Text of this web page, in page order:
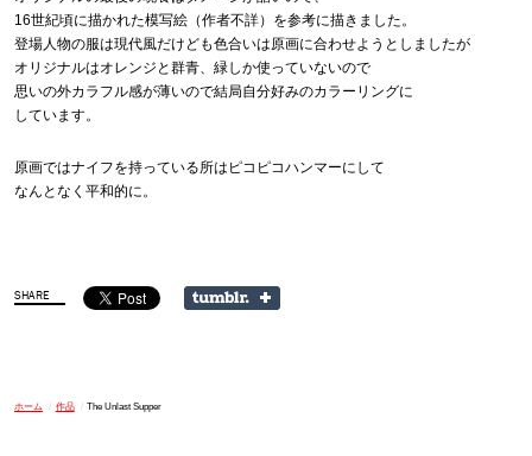
16世紀頃に描かれた模写絵（作者不詳）を参考に描きました。
登場人物の服は現代風だけども色合いは原画に合わせようとしましたが
オリジナルはオレンジと群青、緑しか使っていないので
思いの外カラフル感が薄いので結局自分好みのカラーリングに
しています。
原画ではナイフを持っている所はピコピコハンマーにして
なんとなく平和的に。
ホーム / 作品 / The Unlast Supper